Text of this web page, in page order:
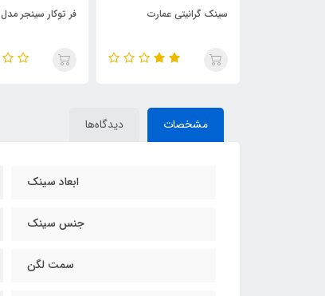
سینک گرانیتی عمارت فر توکار سینجر مدل SEA 13
مشخصات دیدگاه‌ها
ابعاد سینک
جنس سینک
سمت لگن